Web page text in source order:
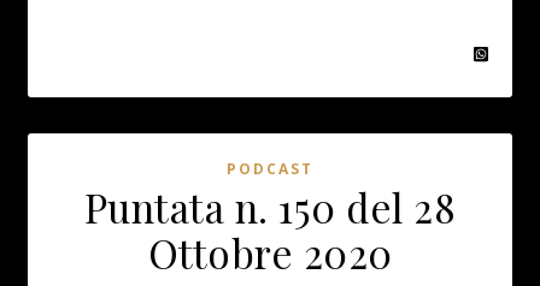
PODCAST
Puntata n. 150 del 28
Ottobre 2020